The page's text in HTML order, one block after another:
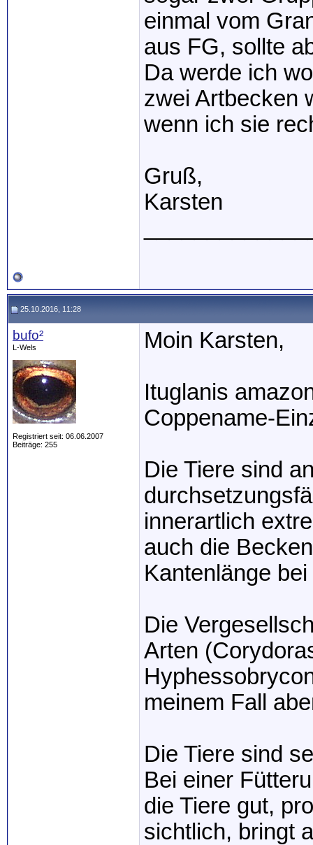
einmal vom
aus FG, sollte
Da werde ich
zwei Artbecken
wenn ich sie
Gruß,
Karsten
25.10.2016, 11:28
bufo²
L-Wels
Registriert seit: 06.06.2007
Beiträge: 255
Moin Karsten,
Ituglanis
Coppename-
Die Tiere sind
innerartlich
auch die
Kantenlänge
Die
Arten
meinem Fall
Die Tiere sind
Bei einer
die Tiere gut,
sichtlich, bringt